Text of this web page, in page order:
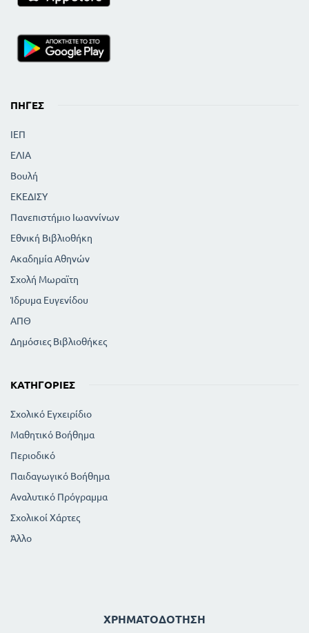
ΠΗΓΈΣ
ΙΕΠ
ΕΛΙΑ
Βουλή
ΕΚΕΔΙΣΥ
Πανεπιστήμιο Ιωαννίνων
Εθνική Βιβλιοθήκη
Ακαδημία Αθηνών
Σχολή Μωραϊτη
Ίδρυμα Ευγενίδου
ΑΠΘ
Δημόσιες Βιβλιοθήκες
ΚΑΤΗΓΟΡΊΕΣ
Σχολικό Εγχειρίδιο
Μαθητικό Βοήθημα
Περιοδικό
Παιδαγωγικό Βοήθημα
Αναλυτικό Πρόγραμμα
Σχολικοί Χάρτες
Άλλο
ΧΡΗΜΑΤΟΔΌΤΗΣΗ